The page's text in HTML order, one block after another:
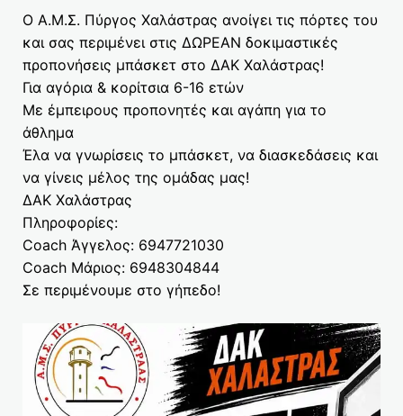
Ο Α.Μ.Σ. Πύργος Χαλάστρας ανοίγει τις πόρτες του
και σας περιμένει στις ΔΩΡΕΑΝ δοκιμαστικές
προπονήσεις μπάσκετ στο ΔΑΚ Χαλάστρας!
Για αγόρια & κορίτσια 6-16 ετών
Με έμπειρους προπονητές και αγάπη για το
άθλημα
Έλα να γνωρίσεις το μπάσκετ, να διασκεδάσεις και
να γίνεις μέλος της ομάδας μας!
ΔΑΚ Χαλάστρας
Πληροφορίες:
Coach Άγγελος: 6947721030
Coach Μάριος: 6948304844
Σε περιμένουμε στο γήπεδο!